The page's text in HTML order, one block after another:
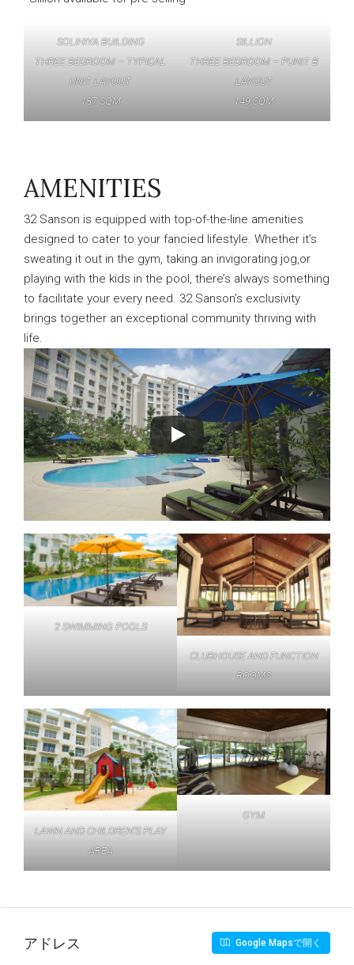
SOLIHIYA BUILDING
THREE BEDROOM – TYPICAL
UNIT LAYOUT
187 SQM
SILLION
THREE BEDROOM – PUNIT B
LAYOUT
149 SQM
AMENITIES
32 Sanson is equipped with top-of-the-line amenities
designed to cater to your fancied lifestyle. Whether it’s
sweating it out in the gym, taking an invigorating jog,or
playing with the kids in the pool, there’s always something
to facilitate your every need. 32 Sanson’s exclusivity
brings together an exceptional community thriving with
life.
2 SWIMMING POOLS
CLUBHOUSE AND FUNCTION
ROOMS
LAWN AND CHILDREN’S PLAY
AREA
GYM
アドレス Google Mapsで開く